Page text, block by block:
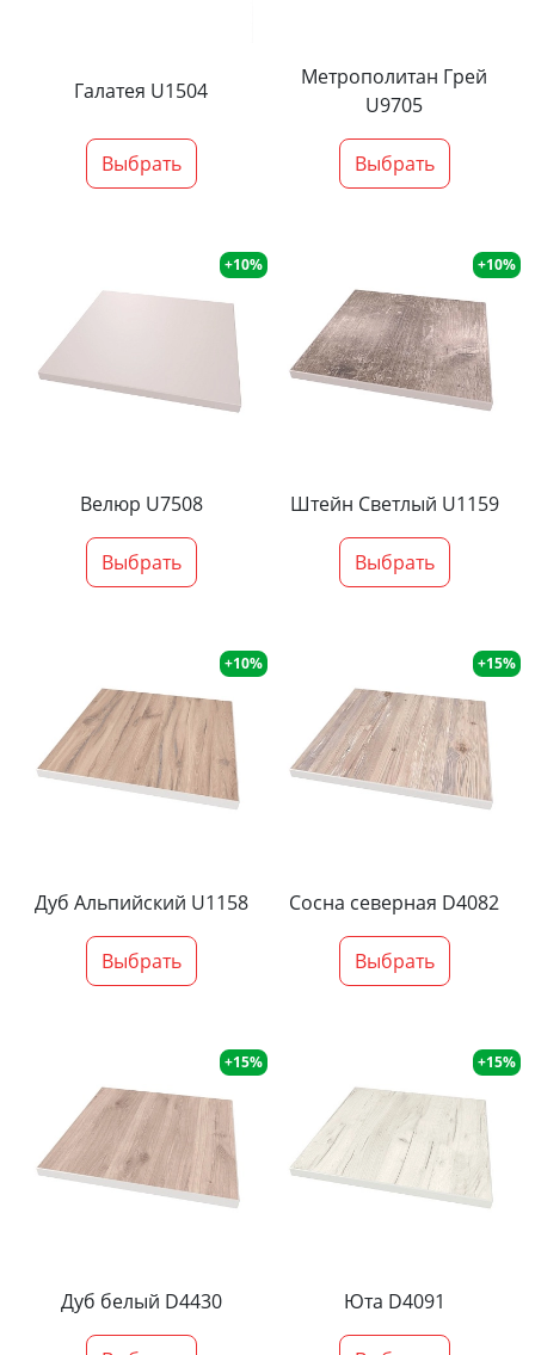
Галатея U1504
Выбрать
Метрополитан Грей
U9705
Выбрать
+10%
Велюр U7508
Выбрать
+10%
Штейн Светлый U1159
Выбрать
+10%
Дуб Альпийский U1158
Выбрать
+15%
Сосна северная D4082
Выбрать
+15%
Дуб белый D4430
+15%
Юта D4091